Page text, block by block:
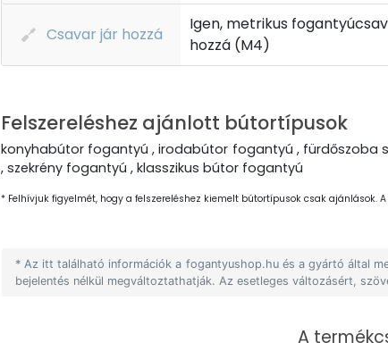
Csavar jár hozzá
Igen, metrikus
hozzá (M4)
Felszereléshez ajánlott bútortípusok
konyhabútor fogantyú , irodabútor fogantyú , fürdőszoba
, szekrény fogantyú , klasszikus bútor fogantyú
* Felhívjuk figyelmét, hogy a felszereléshez kiemelt bútortípusok csak
* Az itt található információk a fogantyushop.hu és a gyártó által
bejelentés nélkül megváltoztathatják. Az esetleges változásért,
A